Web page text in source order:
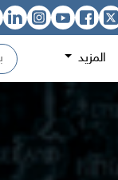
المزيد